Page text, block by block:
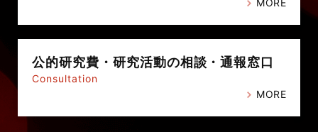
公的研究費・ 研究活動の相談・通報窓口
Consultation
MORE